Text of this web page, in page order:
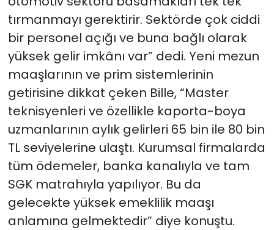
tırmanmayı gerektirir. Sektörde çok ciddi
bir personel açığı ve buna bağlı olarak
yüksek gelir imkânı var” dedi. Yeni mezun
maaşlarının ve prim sistemlerinin
getirisine dikkat çeken Bille, “Master
teknisyenleri ve özellikle kaporta-boya
uzmanlarının aylık gelirleri 65 bin ile 80 bin
TL seviyelerine ulaştı. Kurumsal firmalarda
tüm ödemeler, banka kanalıyla ve tam
SGK matrahıyla yapılıyor. Bu da
gelecekte yüksek emeklilik maaşı
anlamına gelmektedir” diye konuştu.